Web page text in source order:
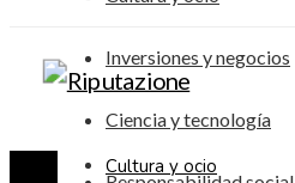
Inversiones y negocios
Ciencia y tecnología
Cultura y ocio